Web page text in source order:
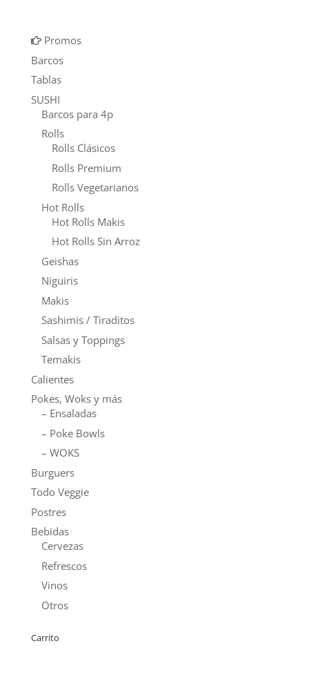
Promos
Barcos
Tablas
SUSHI
Barcos para 4p
Rolls
Rolls Clásicos
Rolls Premium
Rolls Vegetarianos
Hot Rolls
Hot Rolls Makis
Hot Rolls Sin Arroz
Geishas
Niguiris
Makis
Sashimis / Tiraditos
Salsas y Toppings
Temakis
Calientes
Pokes, Woks y más
– Ensaladas
– Poke Bowls
– WOKS
Burguers
Todo Veggie
Postres
Bebidas
Cervezas
Refrescos
Vinos
Otros
Carrito